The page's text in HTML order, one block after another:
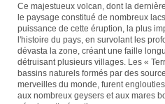
Ce majestueux volcan, dont la
le paysage constitué de nombreux
puissance de cette éruption, la plus
l'histoire du pays, en survolant les
dévasta la zone, créant une faille
détruisant plusieurs villages. Les «
bassins naturels formés par des
merveilles du monde, furent
aux nombreux geysers et aux mares